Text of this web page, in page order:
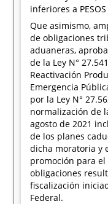
inferiores a
Que asimismo,
de obligaciones
aduaneras,
de la Ley N°
Reactivación
Emergencia
por la Ley N°
normalización de
agosto de 2021
de los planes
dicha moratoria y
promoción para
obligaciones
fiscalización
Federal.